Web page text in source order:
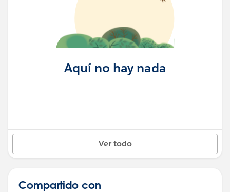
Aquí no hay nada
Ver todo
Compartido con